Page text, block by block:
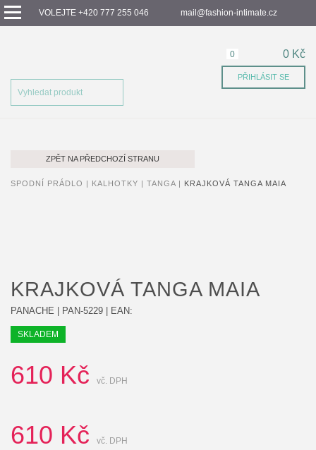
VOLEJTE +420 777 255 046 mail@fashion-intimate.cz
0 0 Kč
PŘIHLÁSIT SE
ZPĚT NA PŘEDCHOZÍ STRANU
SPODNÍ PRÁDLO | KALHOTKY | TANGA | KRAJKOVÁ TANGA MAIA
KRAJKOVÁ TANGA MAIA
PANACHE PAN-5229 | EAN:
SKLADEM
610 Kč vč. DPH
610 Kč vč. DPH